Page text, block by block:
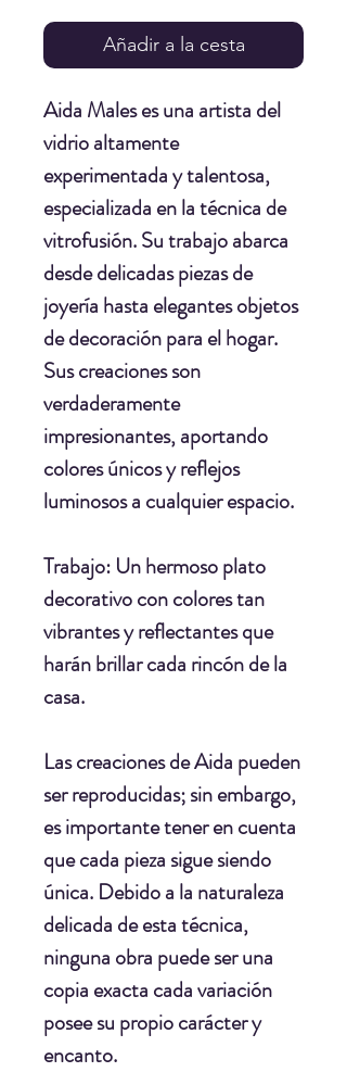
Añadir a la cesta
Aida Maleses una artista del
vidrio altamente
experimentada y talentosa,
especializada en la técnica de
vitrofusión. Su trabajo abarca
desde delicadas piezas de
joyería hasta elegantes objetos
de decoración para el hogar.
Sus creaciones son
verdaderamente
impresionantes, aportando
colores únicos y reflejos
luminosos a cualquier espacio.
Trabajo: Un hermoso plato
decorativo con colores tan
vibrantes y reflectantes que
harán brillar cada rincón de la
casa.
Las creaciones de Aida pueden
ser reproducidas; sin embargo,
es importante tener en cuenta
que cada pieza sigue siendo
única. Debido a la naturaleza
delicada de esta técnica,
ninguna obra puede ser una
copia exacta cada variación
posee su propio carácter y
encanto.